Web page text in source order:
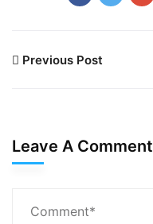
Previous Post
Leave A Comment